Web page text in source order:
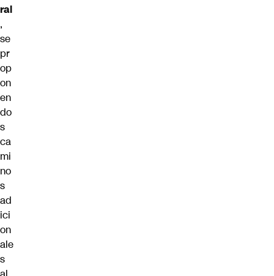
ral
,
se
pr
op
on
en
do
s
ca
mi
no
s
ad
ici
on
ale
s